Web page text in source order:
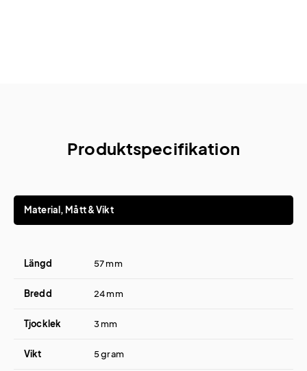
Produktspecifikation
Material, Mått & Vikt
Längd 57 mm
Bredd 24 mm
Tjocklek 3 mm
Vikt 5 gram